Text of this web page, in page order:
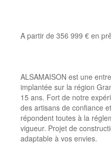
A partir de 356 999 € en
ALSAMAISON est une
implantée sur la région
15 ans. Fort de notre
des artisans de confiance
répondent toutes à la
vigueur. Projet de
adaptable à vos envies.